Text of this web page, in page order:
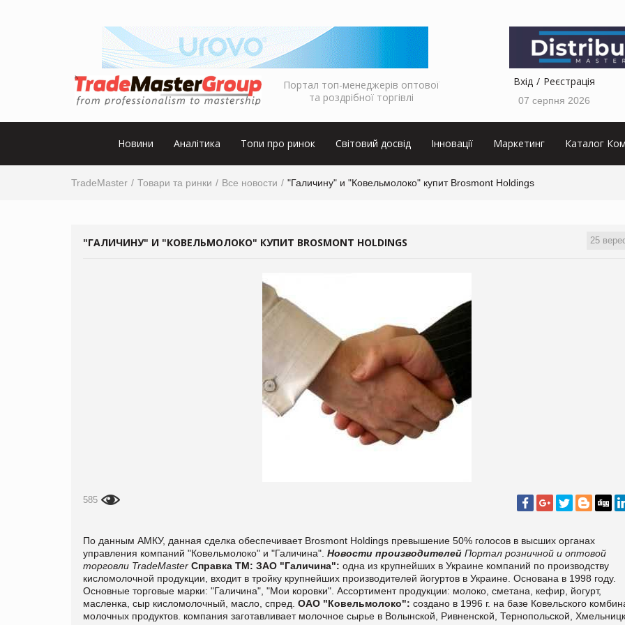
Портал топ-менеджерів оптової
та роздрібної торгівлі
Вхід Реєстрація
07 серпня 2026
Новини Аналітика Топи про ринок Світовий досвід Інновації Маркетинг Каталог
TradeMaster Товари та ринки Все новости "Галичину" и "Ковельмолоко" купит Brosmont Holdings
25
"ГАЛИЧИНУ" И "КОВЕЛЬМОЛОКО" КУПИТ BROSMONT HOLDINGS
585
По данным АМКУ, данная сделка обеспечивает Brosmont Holdings превышение 50% голосов в высших органах
управления компаний "Ковельмолоко" и "Галичина". Новости производителей Портал розничной и оптовой
торговли TradeMaster Справка ТМ: ЗАО "Галичина": одна из крупнейших в Украине компаний по производству
кисломолочной продукции, входит в тройку крупнейших производителей йогуртов в Украине. Основана в 1998 году.
Основные торговые марки: "Галичина", "Мои коровки". Ассортимент продукции: молоко, сметана, кефир, йогурт,
масленка, сыр кисломолочный, масло, спред. ОАО "Ковельмолоко": создано в 1996 г. на базе Ковельского
молочных продуктов. компания заготавливает молочное сырье в Волынской, Ривненской, Тернопольской,